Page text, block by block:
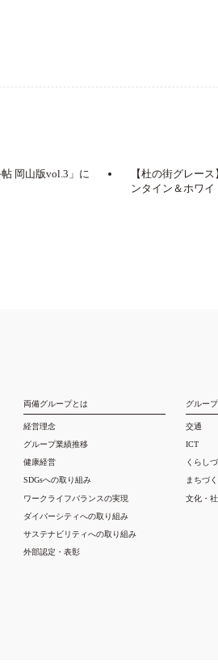
岡山版vol.3」に
【杜の街グレー
ンタイン＆ホワイ
両備グループとは
経営理念
グループ業績推移
健康経営
SDGsへの取り組み
ワークライフバランスの実現
ダイバーシティへの取り組み
サステナビリティへの取り組み
外部認定・表彰
グルー
交通
ICT
くらし
まちづ
文化・